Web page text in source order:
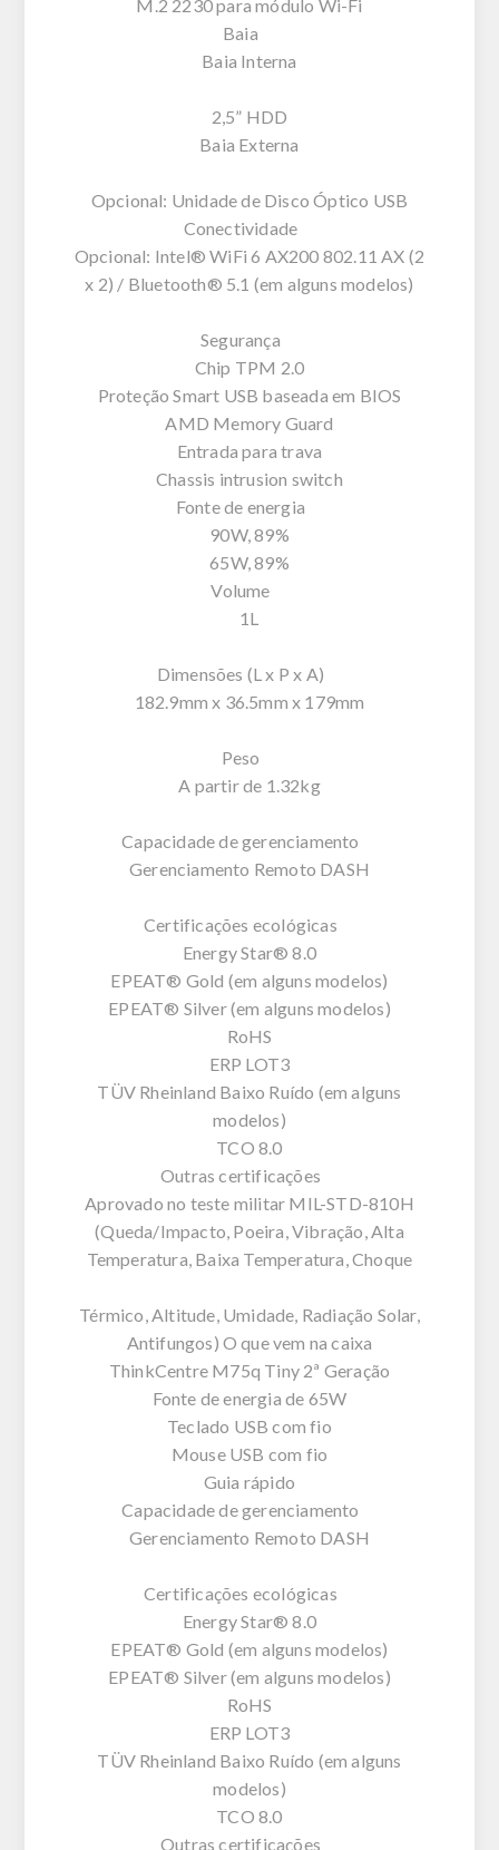
M.2 2230 para módulo Wi-Fi
Baia
Baia Interna
2,5” HDD
Baia Externa
Opcional: Unidade de Disco Óptico USB
Conectividade
Opcional: Intel® WiFi 6 AX200 802.11 AX (2
x 2) / Bluetooth® 5.1 (em alguns modelos)
Segurança
Chip TPM 2.0
Proteção Smart USB baseada em BIOS
AMD Memory Guard
Entrada para trava
Chassis intrusion switch
Fonte de energia
90W, 89%
65W, 89%
Volume
1L
Dimensões (L x P x A)
182.9mm x 36.5mm x 179mm
Peso
A partir de 1.32kg
Capacidade de gerenciamento
Gerenciamento Remoto DASH
Certificações ecológicas
Energy Star® 8.0
EPEAT® Gold (em alguns modelos)
EPEAT® Silver (em alguns modelos)
RoHS
ERP LOT3
TÜV Rheinland Baixo Ruído (em alguns
modelos)
TCO 8.0
Outras certificações
Aprovado no teste militar MIL-STD-810H
(Queda/Impacto, Poeira, Vibração, Alta
Temperatura, Baixa Temperatura, Choque
Térmico, Altitude, Umidade, Radiação Solar,
Antifungos) O que vem na caixa
ThinkCentre M75q Tiny 2ª Geração
Fonte de energia de 65W
Teclado USB com fio
Mouse USB com fio
Guia rápido
Capacidade de gerenciamento
Gerenciamento Remoto DASH
Certificações ecológicas
Energy Star® 8.0
EPEAT® Gold (em alguns modelos)
EPEAT® Silver (em alguns modelos)
RoHS
ERP LOT3
TÜV Rheinland Baixo Ruído (em alguns
modelos)
TCO 8.0
Outras certificações